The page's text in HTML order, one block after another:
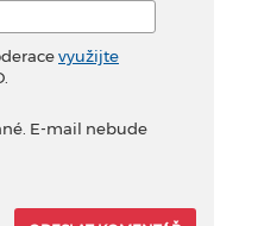
využijte
E-mail nebude